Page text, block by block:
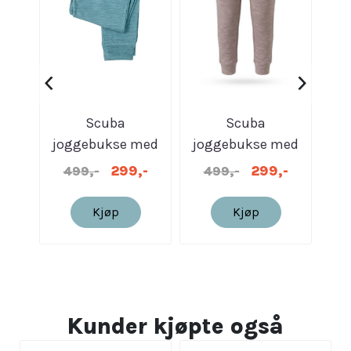
Scuba
joggebukse med
rysjer | Grønn
499,- 299,-
Kjøp
Scuba
joggebukse med
rysjer | Brun
499,- 299,-
Kjøp
‹ ›
Kunder kjøpte også